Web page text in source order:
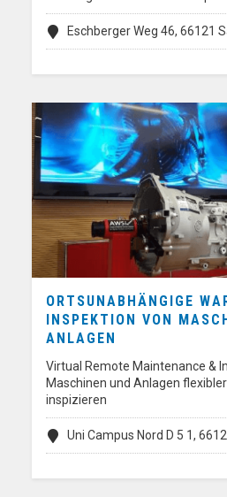
Eschberger Weg 46, 66121
ORTSUNABHÄNGIGE
INSPEKTION VON
ANLAGEN
Virtual Remote Maintenance &
Maschinen und Anlagen
inspizieren
Uni Campus Nord D 5 1,